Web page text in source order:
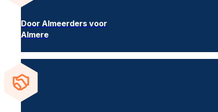
Door Almeerders voor
Almere